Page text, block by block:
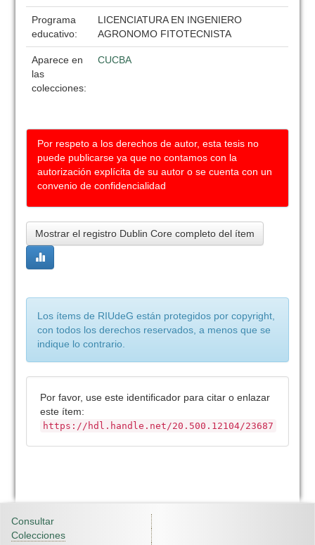
Programa
educativo:
LICENCIATURA EN INGENIERO
AGRONOMO FITOTECNISTA
Aparece en
las
colecciones:
CUCBA
Por respeto a los derechos de autor, esta tesis no
puede publicarse ya que no contamos con la
autorización explícita de su autor o se cuenta con un
convenio de confidencialidad
Mostrar el registro Dublin Core completo del ítem
Los ítems de RIUdeG están protegidos por copyright,
con todos los derechos reservados, a menos que se
indique lo contrario.
Por favor, use este identificador para citar o enlazar
este ítem:
https://hdl.handle.net/20.500.12104/23687
Consultar
Colecciones